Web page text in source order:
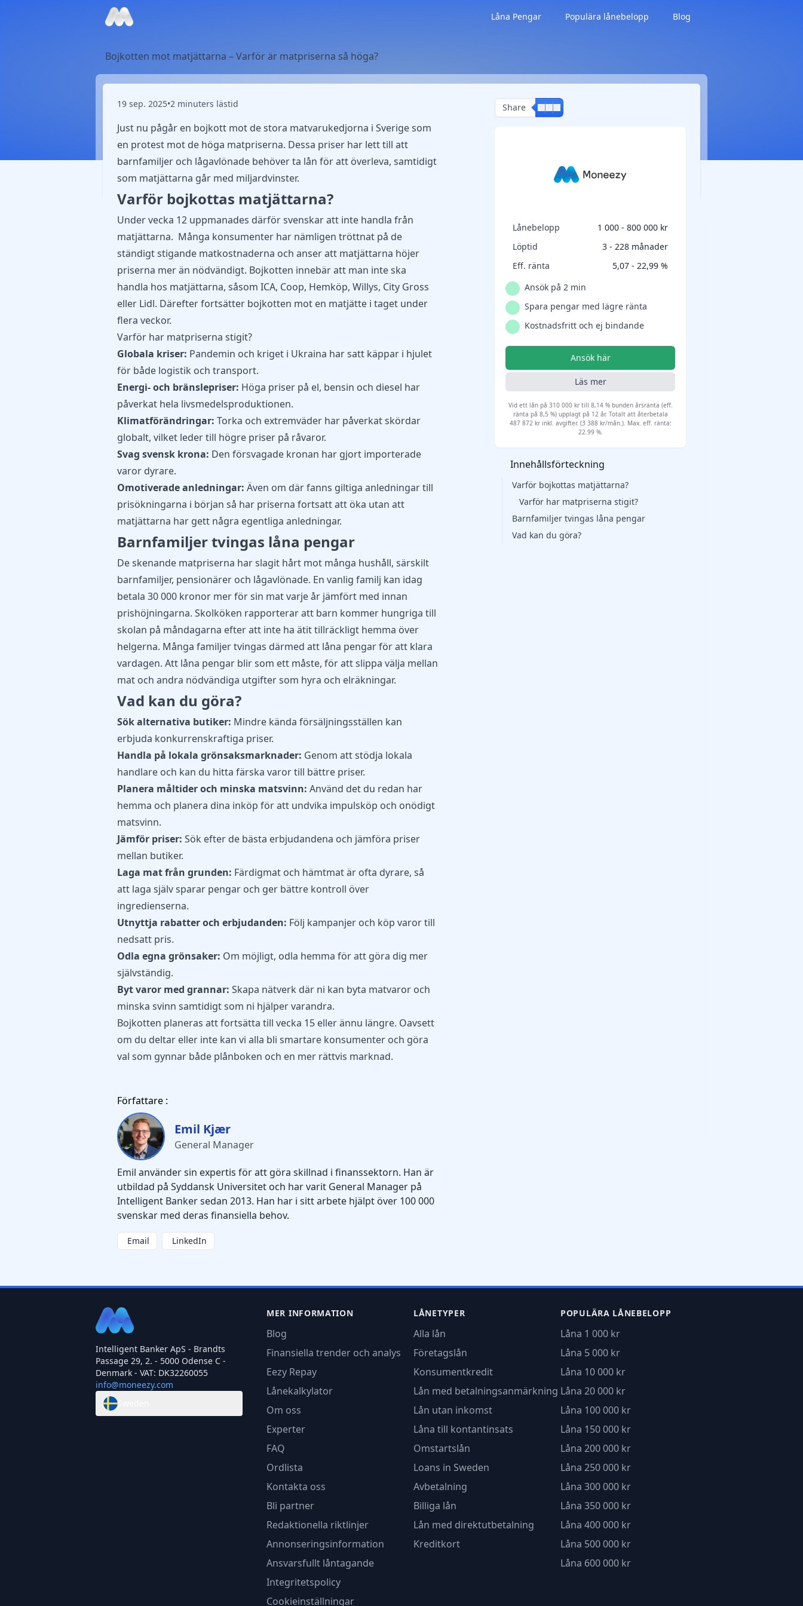
Låna Pengar Populära lånebelopp Blog
Bojkotten mot matjättarna – Varför är matpriserna så höga?
Share
Lånebelopp
1 000 - 800 000 kr
Löptid
3 - 228 månader
Eff. ränta
5,07 - 22,99 %
Ansök på 2 min
Spara pengar med lägre ränta
Kostnadsfritt och ej bindande
Läs mer
Ansök här
Vid ett lån på 310 000 kr till 8,14 % bunden årsränta (eff.
ränta på 8,5 %) upplagt på 12 år. Totalt att återbetala
487 872 kr inkl. avgifter. (3 388 kr/mån.). Max. eff. ränta:
22.99 %.
Innehållsförteckning
Varför bojkottas matjättarna?
Varför har matpriserna stigit?
Barnfamiljer tvingas låna pengar
Vad kan du göra?
19 sep. 2025•2 minuters lästid
Just nu pågår en bojkott mot de stora matvarukedjorna i Sverige som
en protest mot de höga matpriserna. Dessa priser har lett till att
barnfamiljer och lågavlönade behöver ta lån för att överleva, samtidigt
som matjättarna går med miljardvinster.
Varför bojkottas matjättarna?
Under vecka 12 uppmanades därför svenskar att inte handla från
matjättarna. ​ Många konsumenter har nämligen tröttnat på de
ständigt stigande matkostnaderna och anser att matjättarna höjer
priserna mer än nödvändigt. Bojkotten innebär att man inte ska
handla hos matjättarna, såsom ICA, Coop, Hemköp, Willys, City Gross
eller Lidl. Därefter fortsätter bojkotten mot en matjätte i taget under
flera veckor.
Varför har matpriserna stigit?
Globala kriser: Pandemin och kriget i Ukraina har satt käppar i hjulet
för både logistik och transport.
Energi- och bränslepriser: Höga priser på el, bensin och diesel har
påverkat hela livsmedelsproduktionen. ​
Klimatförändringar: Torka och extremväder har påverkat skördar
globalt, vilket leder till högre priser på råvaror.
Svag svensk krona: Den försvagade kronan har gjort importerade
varor dyrare.
Omotiverade anledningar: Även om där fanns giltiga anledningar till
prisökningarna i början så har priserna fortsatt att öka utan att
matjättarna har gett några egentliga anledningar.
Barnfamiljer tvingas låna pengar
De skenande matpriserna har slagit hårt mot många hushåll, särskilt
barnfamiljer, pensionärer och lågavlönade. En vanlig familj kan idag
betala 30 000 kronor mer för sin mat varje år jämfört med innan
prishöjningarna. Skolköken rapporteraratt barn kommer hungriga till
skolan på måndagarna efter att inte ha ätit tillräckligt hemma över
helgerna. Många familjer tvingas därmed att låna pengarför att klara
vardagen. Att låna pengar blir som ett måste, för att slippa välja mellan
mat och andra nödvändiga utgifter som hyra och elräkningar.
Vad kan du göra?
Sök alternativa butiker: Mindre kända försäljningsställen kan
erbjuda konkurrenskraftiga priser.​
Handla på lokala grönsaksmarknader: Genom att stödja lokala
handlare och kan du hitta färska varor till bättre priser.
Planera måltider och minska matsvinn: Använd det du redan har
hemma och planera dina inköp för att undvika impulsköp och onödigt
matsvinn.​
Jämför priser: Sök efter de bästa erbjudandena och jämföra priser
mellan butiker.​
Laga mat från grunden: Färdigmat och hämtmat är ofta dyrare, så
att laga själv sparar pengar och ger bättre kontroll över
ingredienserna.​
Utnyttja rabatter och erbjudanden: Följ kampanjer och köp varor till
nedsatt pris.​
Odla egna grönsaker: Om möjligt, odla hemma för att göra dig mer
självständig.​
Byt varor med grannar: Skapa nätverk där ni kan byta matvaror och
minska svinn samtidigt som ni hjälper varandra.
Bojkotten planeras att fortsätta till vecka 15 eller ännu längre. Oavsett
om du deltar eller inte kan vi alla bli smartare konsumenter och göra
val som gynnar både plånboken och en mer rättvis marknad.
Författare :
Emil Kjær
General Manager
Emil använder sin expertis för att göra skillnad i finanssektorn. Han är
utbildad på Syddansk Universitet och har varit General Manager på
Intelligent Banker sedan 2013. Han har i sitt arbete hjälpt över 100 000
svenskar med deras finansiella behov.
Email LinkedIn
Intelligent Banker ApS - Brandts
Passage 29, 2. - 5000 Odense C -
Denmark - VAT: DK32260055
info@moneezy.com
MER INFORMATION
Blog
Finansiella trender och analys
Eezy Repay
Lånekalkylator
Om oss
Experter
FAQ
Ordlista
Kontakta oss
Bli partner
Redaktionella riktlinjer
Annonseringsinformation
Ansvarsfullt låntagande
Integritetspolicy
Cookieinställningar
LÅNETYPER
Alla lån
Företagslån
Konsumentkredit
Lån med betalningsanmärkning
Lån utan inkomst
Låna till kontantinsats
Omstartslån
Loans in Sweden
Avbetalning
Billiga lån
Lån med direktutbetalning
Kreditkort
POPULÄRA LÅNEBELOPP
Låna 1 000 kr
Låna 5 000 kr
Låna 10 000 kr
Låna 20 000 kr
Låna 100 000 kr
Låna 150 000 kr
Låna 200 000 kr
Låna 250 000 kr
Låna 300 000 kr
Låna 350 000 kr
Låna 400 000 kr
Låna 500 000 kr
Låna 600 000 kr